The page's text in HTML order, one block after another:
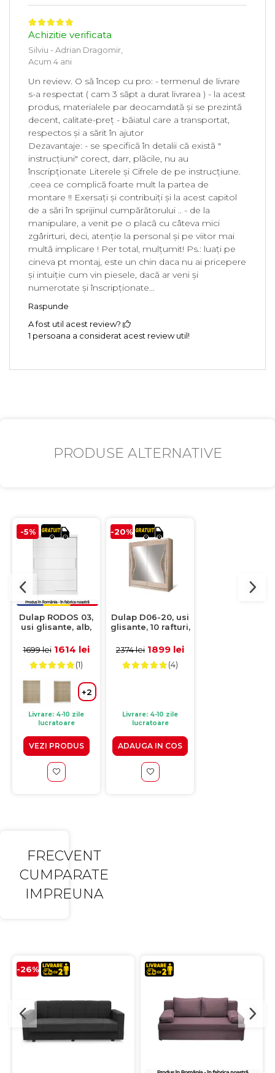
Achizitie verificata
Silviu - Adrian Dragomir,
Acum 4 ani
Un review. O să încep cu pro: - termenul de livrare
s-a respectat ( cam 3 săpt a durat livrarea ) - la acest
produs, materialele par deocamdată și se prezintă
decent, calitate-preț - băiatul care a transportat,
respectos și a sărit în ajutor
Dezavantaje: - se specifică în detalii că există "
instrucțiuni" corect, darr, plăcile, nu au
înscripționate Literele și Cifrele de pe instrucțiune.
.ceea ce complică foarte mult la partea de
montare !! Exersați și contribuiți și la acest capitol
de a sări în sprijinul cumpărătorului .. - de la
manipulare, a venit pe o placă cu câteva mici
zgârirturi, deci, atenție la personal și pe viitor mai
multă implicare ! Per total, mulțumit! Ps.: luați pe
cineva pt montaj, este un chin daca nu ai pricepere
și intuiție cum vin piesele, dacă ar veni și
numerotate și înscripționate...
Raspunde
A fost util acest review?
1 persoana a considerat acest review util!
PRODUSE ALTERNATIVE
-5%
Dulap RODOS 03,
usi glisante, alb,
1699 lei 1614 lei
(1)
+2
Livrare: 4-10 zile
lucratoare
VEZI PRODUS
-20%
Dulap D06-20, usi
glisante, 10 rafturi,
oglinda, crem,
2374 lei 1899 lei
(4)
Livrare: 4-10 zile
lucratoare
ADAUGA IN COS
FRECVENT
CUMPARATE
IMPREUNA
-26%